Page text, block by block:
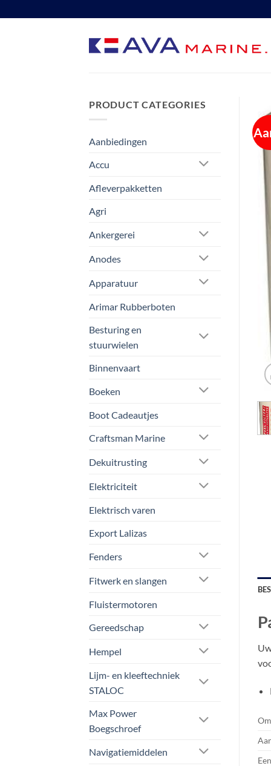
naar
PRODUCT CATEGORIES
Aanbiedingen
Accu
Afleverpakketten
Agri
Ankergerei
Anodes
Apparatuur
Arimar Rubberboten
Besturing en
stuurwielen
Binnenvaart
Boeken
Boot Cadeautjes
Craftsman Marine
Dekuitrusting
Elektriciteit
Elektrisch varen
Export Lalizas
Fenders
Fitwerk en slangen
Fluistermotoren
Gereedschap
Hempel
Lijm- en kleeftechniek
STALOC
Max Power
Boegschroef
Navigatiemiddelen